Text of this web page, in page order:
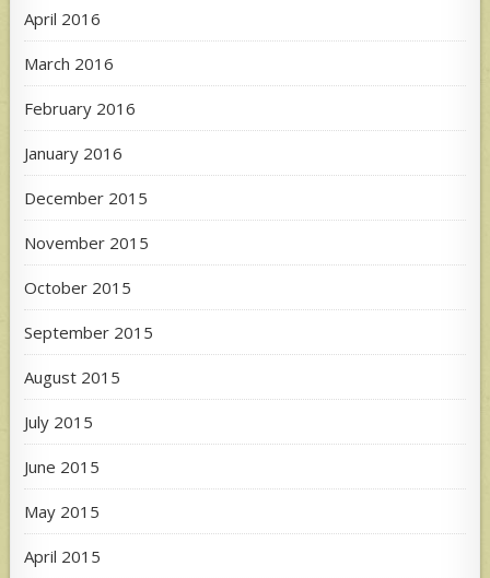
April 2016
March 2016
February 2016
January 2016
December 2015
November 2015
October 2015
September 2015
August 2015
July 2015
June 2015
May 2015
April 2015